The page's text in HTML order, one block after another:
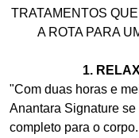
TRATAMENTOS
A ROTA PARA
1.
"Com duas horas e
Anantara Signature
completo para o